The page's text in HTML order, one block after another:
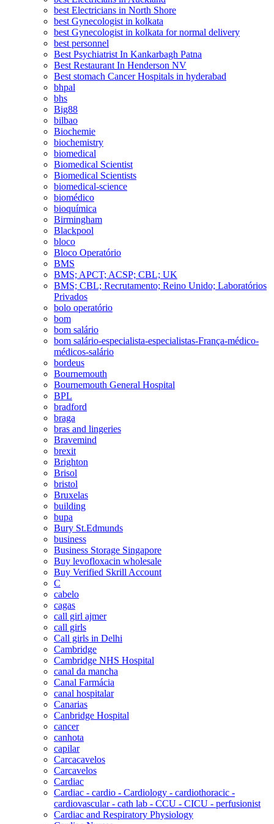
best Electricians in North Shore
best Gynecologist in kolkata
best Gynecologist in kolkata for normal delivery
best personnel
Best Psychiatrist In Kankarbagh Patna
Best Restaurant In Henderson NV
Best stomach Cancer Hospitals in hyderabad
bhpal
bhs
Big88
bilbao
Biochemie
biochemistry
biomedical
Biomedical Scientist
Biomedical Scientists
biomedical-science
biomédico
bioquímica
Birmingham
Blackpool
bloco
Bloco Operatório
BMS
BMS; APCT; ACSP; CBL; UK
BMS; CBL; Recrutamento; Reino Unido; Laboratórios
Privados
bolo operatório
bom
bom salário
bom salário-especialista-especialistas-França-médico-
médicos-salário
bordeus
Bournemouth
Bournemouth General Hospital
BPL
bradford
braga
bras and lingeries
Bravemind
brexit
Brighton
Brisol
bristol
Bruxelas
building
bupa
Bury St.Edmunds
business
Business Storage Singapore
Buy levofloxacin wholesale
Buy Verified Skrill Account
C
cabelo
cagas
call girl ajmer
call girls
Call girls in Delhi
Cambridge
Cambridge NHS Hospital
canal da mancha
Canal Farmácia
canal hospitalar
Canarias
Canbridge Hospital
cancer
canhota
capilar
Carcacavelos
Carcavelos
Cardiac
Cardiac - cardio - Cardiology - cardiothoracic -
cardiovascular - cath lab - CCU - CICU - perfusionist
Cardiac and Respiratory Physiology